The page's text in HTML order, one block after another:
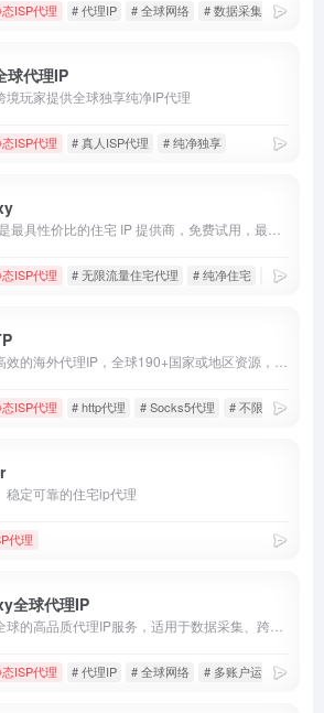
ISP代理 # 代理IP # 全球网络 # 数据采集
球代理IP
境玩家提供全球独享纯净IP代理
ISP代理 # 真人ISP代理 # 纯净独享
ISP代理 # 无限流量住宅代理 # 纯净住宅 # 长效ISP
ISP代理 # http代理 # Socks5代理 # 不限量住宅代理
稳定可靠的住宅ip代理
代理
全球代理IP
ISP代理 # 代理IP # 全球网络 # 多账户运营